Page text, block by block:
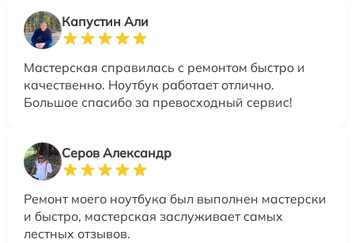
Капустин Али
Мастерская справилась с ремонтом быстро и
качественно. Ноутбук работает отлично.
Большое спасибо за превосходный сервис!
Серов Александр
Ремонт моего ноутбука был выполнен мастерски
и быстро, мастерская заслуживает самых
лестных отзывов.